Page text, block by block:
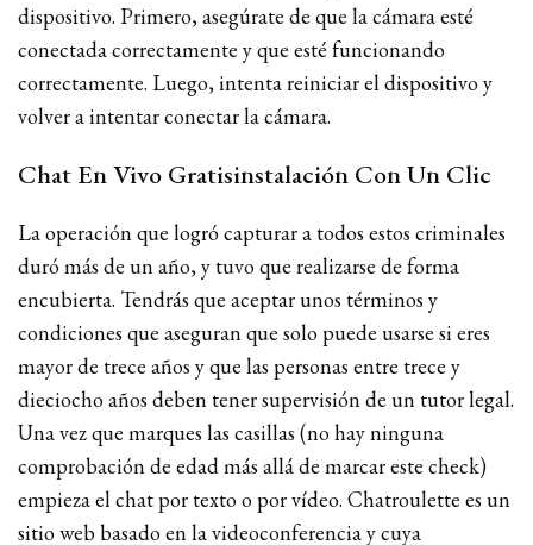
dispositivo. Primero, asegúrate de que la cámara esté
conectada correctamente y que esté funcionando
correctamente. Luego, intenta reiniciar el dispositivo y
volver a intentar conectar la cámara.
Chat En Vivo Gratisinstalación Con Un Clic
La operación que logró capturar a todos estos criminales
duró más de un año, y tuvo que realizarse de forma
encubierta. Tendrás que aceptar unos términos y
condiciones que aseguran que solo puede usarse si eres
mayor de trece años y que las personas entre trece y
dieciocho años deben tener supervisión de un tutor legal.
Una vez que marques las casillas (no hay ninguna
comprobación de edad más allá de marcar este check)
empieza el chat por texto o por vídeo. Chatroulette es un
sitio web basado en la videoconferencia y cuya